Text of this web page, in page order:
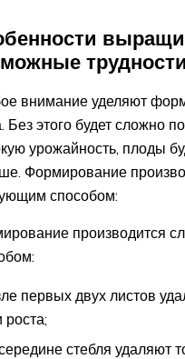
трудности
внимание уделяют
Без этого будет сложно
урожайность, плоды
Формирование
способом:
производится
первых двух листов
роста;
стебля удаляют